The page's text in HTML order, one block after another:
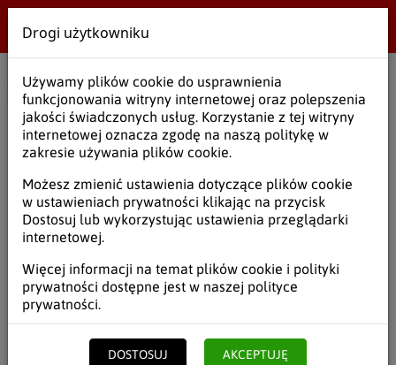
Wielobranżowe
Start / Opakowania / Folie / Folie spożywcze LMF
Drogi użytkowniku
Używamy plików cookie do usprawnienia
funkcjonowania witryny internetowej oraz polepszenia
jakości świadczonych usług. Korzystanie z tej witryny
internetowej oznacza zgodę na naszą politykę w
zakresie używania plików cookie.
Możesz zmienić ustawienia dotyczące plików cookie
w ustawieniach prywatności klikając na przycisk
Dostosuj lub wykorzystując ustawienia przeglądarki
internetowej.
Więcej informacji na temat plików cookie i polityki
prywatności dostępne jest w naszej polityce
prywatności.
DOSTOSUJ AKCEPTUJĘ